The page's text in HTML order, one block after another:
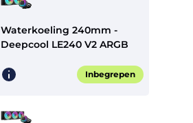
Waterkoeling 240mm -
Deepcool LE240 V2 ARGB
Inbegrepen